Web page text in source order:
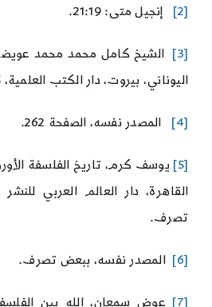
[2] إنجيل متى: 21:19.
[3]
الشيخ كامل محمد محمد
اليوناني، بيروت، دار الكتب العلمية، 1995، الصفحة 261.
[4] المصدر نفسه، الصفحة 262.
[5]
يوسف كرم، تاريخ الفلسفة
تصرف.
[6] المصدر نفسه، ببعض تصرف.
[7]